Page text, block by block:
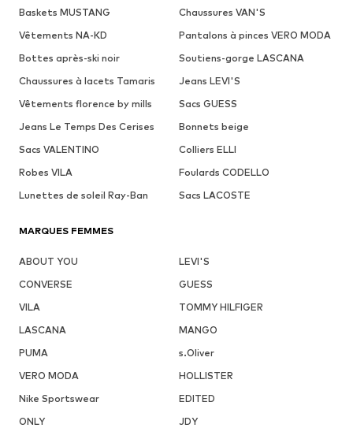
Baskets MUSTANG
Chaussures VAN'S
Vêtements NA-KD
Pantalons à pinces VERO MODA
Bottes après-ski noir
Soutiens-gorge LASCANA
Chaussures à lacets Tamaris
Jeans LEVI'S
Vêtements florence by mills
Sacs GUESS
Jeans Le Temps Des Cerises
Bonnets beige
Sacs VALENTINO
Colliers ELLI
Robes VILA
Foulards CODELLO
Lunettes de soleil Ray-Ban
Sacs LACOSTE
MARQUES FEMMES
ABOUT YOU
LEVI'S
CONVERSE
GUESS
VILA
TOMMY HILFIGER
LASCANA
MANGO
PUMA
s.Oliver
VERO MODA
HOLLISTER
Nike Sportswear
EDITED
ONLY
JDY